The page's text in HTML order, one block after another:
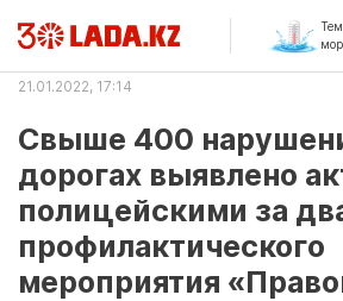
21.01.2022, 17:14
Свыше 400
дорогах выявлено
полицейскими за
профилактического
мероприятия